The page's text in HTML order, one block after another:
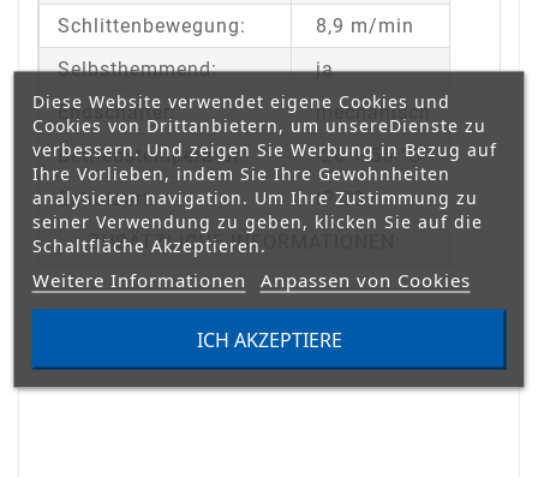
Schlittenbewegung:
8,9 m/min
Selbsthemmend:
ja
Endschalter:
mechanisch
Betriebstemperatur:
-20 + 55 °C
Schutzart:
IP 20
ZUSÄTZLICHE INFORMATIONEN:
Diese Website verwendet eigene Cookies und
Cookies von Drittanbietern, um unsereDienste zu
verbessern. Und zeigen Sie Werbung in Bezug auf
Ihre Vorlieben, indem Sie Ihre Gewohnheiten
analysieren navigation. Um Ihre Zustimmung zu
seiner Verwendung zu geben, klicken Sie auf die
Schaltfläche Akzeptieren.
Weitere Informationen Anpassen von Cookies
ICH AKZEPTIERE